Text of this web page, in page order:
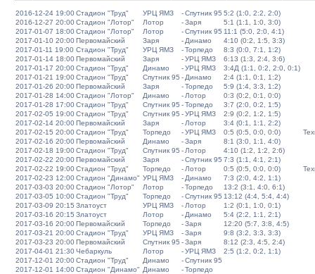
2016-12-24 19:00Стадион "Труд" УРЦ ЯМЗ -Спутник 95 5:2 (1:0, 2:2, 2:0)
2016-12-27 20:00Стадион "Лотор" Лотор -Заря
5:1 (1:1, 1:0, 3:0)
2017-01-07 18:00Стадион "Лотор" Лотор -Спутник 95 11:1 (5:0, 2:0, 4:1)
2017-01-10 20:00Первомайский Заря - Динамо
4:10 (0:2, 1:5, 3:3)
2017-01-11 19:00 Стадион "Труд" УРЦ ЯМЗ -Торпедо
8:3 (0:0, 7:1, 1:2)
2017-01-14 18:00Первомайский Заря -УРЦ ЯМЗ
6:13 (1:3, 2:4, 3:6)
2017-01-17 20:00Стадион "Труд" Динамо -УРЦ ЯМЗ
3:4Д (1:1, 0:2, 2:0, 0:1)
2017-01-21 19:00Стадион "Труд" Спутник 95 - Динамо
2:4 (1:1, 0:1, 1:2)
2017-01-26 20:00Первомайский Заря -Торпедо
5:9 (1:4, 3:3, 1:2)
2017-01-28 14:00Стадион "Лотор" Динамо - Лотор
0:3 (0:2, 0:1, 0:0)
2017-01-28 17:00Стадион "Труд" Спутник 95 -Торпедо
3:7 (2:0, 0:2, 1:5)
2017-02-05 19:00Стадион "Труд" Спутник 95 -УРЦ ЯМЗ
2:9 (0:2, 1:2, 1:5)
2017-02-14 20:00Первомайский Заря - Лотор
3:4 (0:1, 1:1, 2:2)
2017-02-15 20:00Стадион "Труд" Торпедо -УРЦ ЯМЗ 0:5 (0:5, 0:0, 0:0)
2017-02-16 20:00Первомайский Динамо -Заря
8:1 (3:0, 1:1, 4:0)
2017-02-18 19:00Стадион "Труд" Спутник 95 - Лотор
4:10 (1:2, 1:2, 2:6)
2017-02-22 20:00Первомайский Заря -Спутник 95 7:3 (1:1, 4:1, 2:1)
2017-02-22 19:00Стадион "Труд" Торпедо - Лотор 0:5 (0:5, 0:0, 0:0)
2017-02-23 12:00Стадион "Динамо" УРЦ ЯМЗ - Динамо
7:3 (2:0, 4:2, 1:1)
2017-03-03 20:00Стадион "Лотор" Лотор -Торпедо
13:2 (3:1, 4:0, 6:1)
2017-03-05 10:00Стадион "Труд" Торпедо -Спутник 95 13:12 (4:4, 5:4, 4:4)
2017-03-09 20:15 Златоуст УРЦ ЯМЗ - Лотор
1:2 (0:1, 1:0, 0:1)
2017-03-16 20:15 Златоуст Лотор - Динамо
5:4 (2:2, 1:1, 2:1)
2017-03-16 20:00Первомайский Торпедо -Заря
12:20 (5:7, 3:8, 4:5)
2017-03-21 20:00Стадион "Труд" УРЦ ЯМЗ -Заря
9:8 (3:2, 3:3, 3:3)
2017-03-23 20:00Первомайский Спутник 95 -Заря
8:12 (2:3, 4:5, 2:4)
2017-04-01 21:30Чебаркуль Лотор -УРЦ ЯМЗ
2:5 (1:2, 0:2, 1:1)
2017-12-01 20:00Стадион "Труд" Динамо -Спутник 95
2017-12-01 14:00Стадион "Динамо" Динамо -Торпедо